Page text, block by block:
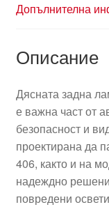
Допълнителна
Описание
Дясната задна
е важна част от
безопасност и
проектирана да
406, както и на
надеждно
повредени